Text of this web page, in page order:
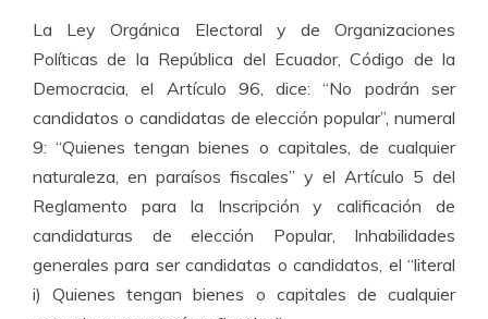
La Ley Orgánica Electoral y de Organizaciones
Políticas de la República del Ecuador, Código de la
Democracia, el Artículo 96, dice: “No podrán ser
candidatos o candidatas de elección popular”, numeral
9: “Quienes tengan bienes o capitales, de cualquier
naturaleza, en paraísos fiscales” y el Artículo 5 del
Reglamento para la Inscripción y calificación de
candidaturas de elección Popular, Inhabilidades
generales para ser candidatas o candidatos, el “literal
i) Quienes tengan bienes o capitales de cualquier